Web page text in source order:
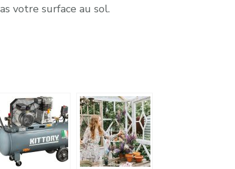
votre surface au sol.